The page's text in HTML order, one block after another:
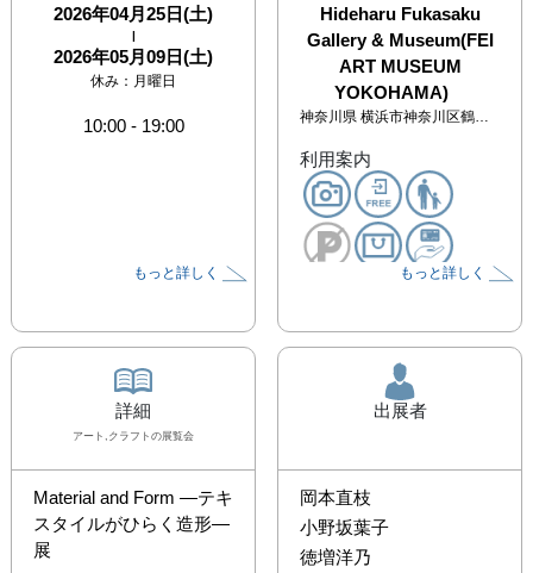
2026年04月25日(土)
|
2026年05月09日(土)
休み： 月曜日
10:00- 19:00
もっと詳しく
Hideharu Fukasaku
Gallery & Museum(FEI
ART MUSEUM
YOKOHAMA)
神奈川県 横浜市神奈川区鶴屋町3-33-2 横浜鶴屋町ビル１F
利用案内
もっと詳しく
詳細
アート,クラフト の展覧会
Material and Form ―テキ
スタイルがひらく造形―
展
出展者
岡本直枝
小野坂葉子
徳増洋乃